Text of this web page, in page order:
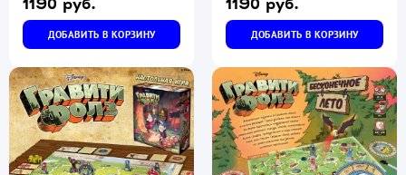
1190 руб.
ДОБАВИТЬ В КОРЗИНУ
1190 руб.
ДОБАВИТЬ В КОРЗИНУ